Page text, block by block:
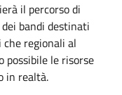
il percorso di
bandi destinati
regionali al
le risorse
in realtà.